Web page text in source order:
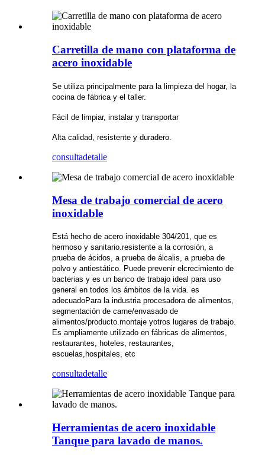
Carretilla de mano con plataforma de
acero inoxidable
Se utiliza principalmente para la limpieza del hogar, la
cocina de fábrica y el taller.
Fácil de limpiar, instalar y transportar
Alta calidad, resistente y duradero.
consultadetalle
Mesa de trabajo comercial de acero
inoxidable
Está hecho de acero inoxidable 304/201, que es
hermoso y sanitario.resistente a la corrosión, a
prueba de ácidos, a prueba de álcalis, a prueba de
polvo y antiestático. Puede prevenir el crecimiento de
bacterias y es un banco de trabajo ideal para uso
general en todos los ámbitos de la vida. es
adecuadoPara la industria procesadora de alimentos,
segmentación de carne/envasado de
alimentos/producto.montaje yotros lugares de trabajo.
Es ampliamente utilizado en fábricas de alimentos,
restaurantes, hoteles, restaurantes,
escuelas, hospitales, etc
consultadetalle
Herramientas de acero inoxidable
Tanque para lavado de manos.